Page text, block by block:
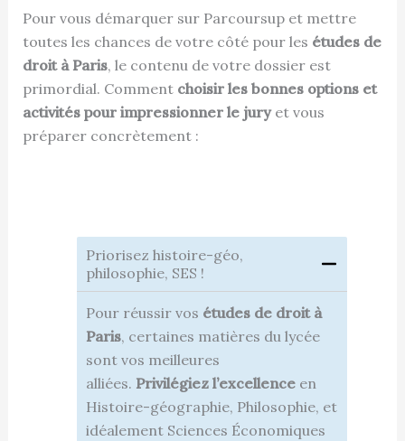
Pour vous démarquer sur Parcoursup et mettre
toutes les chances de votre côté pour les études de
droit à Paris, le contenu de votre dossier est
primordial. Comment choisir les bonnes options et
activités pour impressionner le juryet vous
préparer concrètement :
Priorisez histoire-géo,
philosophie, SES !
Pour réussir vos études de droit à
Paris, certaines matières du lycée
sont vos meilleures
alliées. Privilégiez l’excellenceen
Histoire-géographie, Philosophie, et
idéalement Sciences Économiques